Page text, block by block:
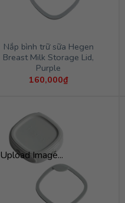
Upload Image...
Nắp bình trữ sữa Hegen
Breast Milk Storage Lid,
Purple
160,000₫